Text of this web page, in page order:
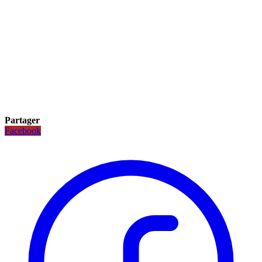
Partager
Facebook